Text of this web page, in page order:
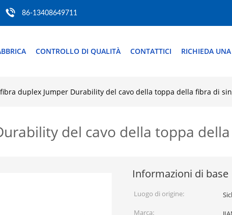
86-13408649711
CONTROLLO DI QUALITÀ CONTATTICI RICHIEDA
duplex Jumper Durability del cavo della toppa della fibra di
del cavo della toppa
Informazioni di base
Luogo di origine:
Marca: